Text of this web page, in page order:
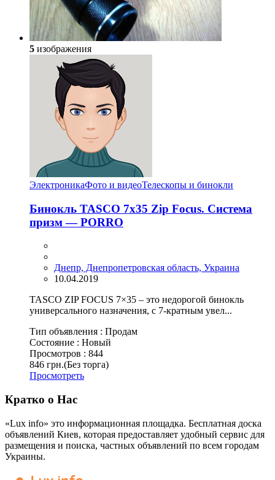
5 изображения
ЭлектроникаФото и видеоТелескопы и бинокли
Бинокль TASCO 7х35 Zip Focus. Система
призм — PORRO
Днепр, Днепропетровская область, Украина
10.04.2019
TASCO ZIP FOCUS 7×35 – это недорогой бинокль
универсального назначения, с 7-кратным увел...
Тип объявления : Продам
Состояние : Новый
Просмотров : 844
846 грн.(Без торга)
Просмотреть
Кратко о Нас
«Lux info» это информационная площадка. Бесплатная доска
объявлений Киев, которая предоставляет удобный сервис для
размещения и поиска, частных объявлений по всем городам
Украины.